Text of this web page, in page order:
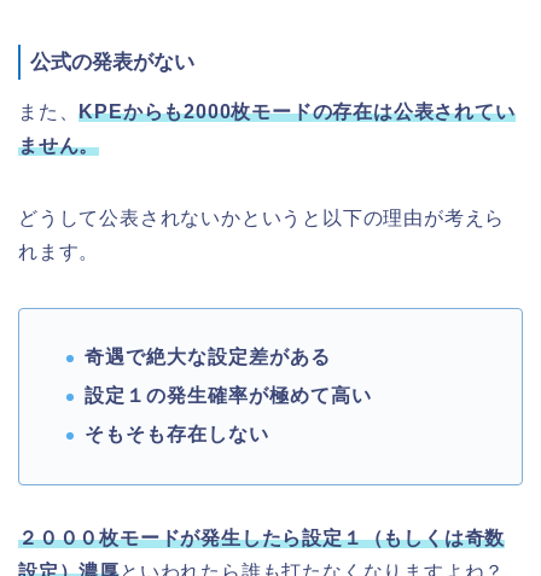
公式の発表がない
また、KPEからも2000枚モードの存在は公表されてい
ません。
どうして公表されないかというと以下の理由が考えら
れます。
奇遇で絶大な設定差がある
設定１の発生確率が極めて高い
そもそも存在しない
２０００枚モードが発生したら設定１（もしくは奇数